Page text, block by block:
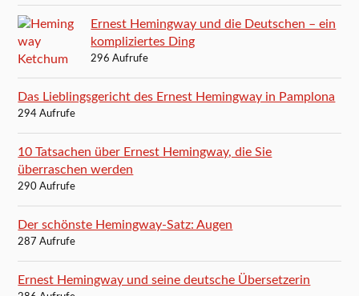
Ernest Hemingway und die Deutschen – ein
kompliziertes Ding
296 Aufrufe
Das Lieblingsgericht des Ernest Hemingway in Pamplona
294 Aufrufe
10 Tatsachen über Ernest Hemingway, die Sie
überraschen werden
290 Aufrufe
Der schönste Hemingway-Satz: Augen
287 Aufrufe
Ernest Hemingway und seine deutsche Übersetzerin